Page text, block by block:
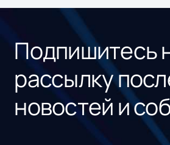
Подпишитесь
рассылку
новостей и